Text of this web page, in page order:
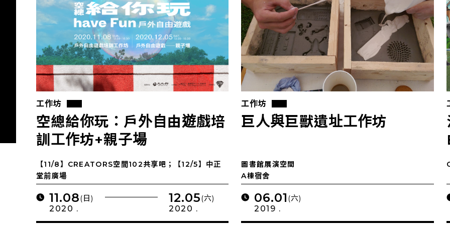
工作坊
空總給你玩：戶外自由遊戲培
訓工作坊+親子場
【11/8】CREATORS空間102共享吧；【12/5】中正
堂前廣場
11.08(日)
2020 .
12.05(六)
2020 .
工作坊
巨人與巨獸遺址工作坊
圖書館展演空間
A棟宿舍
06.01 (六)
2019 .